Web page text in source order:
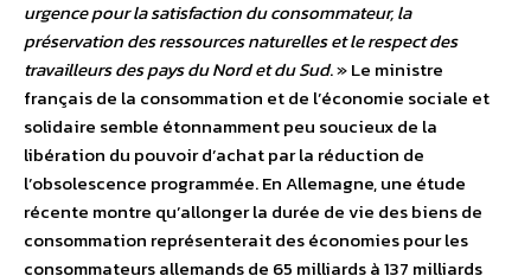
urgence pour la satisfaction du consommateur, la
préservation des ressources naturelles et le respect des
travailleurs des pays du Nord et du Sud. » Le ministre
français de la consommation et de l’économie sociale et
solidaire semble étonnamment peu soucieux de la
libération du pouvoir d’achat par la réduction de
l’obsolescence programmée. En Allemagne, une étude
récente montre qu’allonger la durée de vie des biens de
consommation représenterait des économies pour les
consommateurs allemands de 65 milliards à 137 milliards